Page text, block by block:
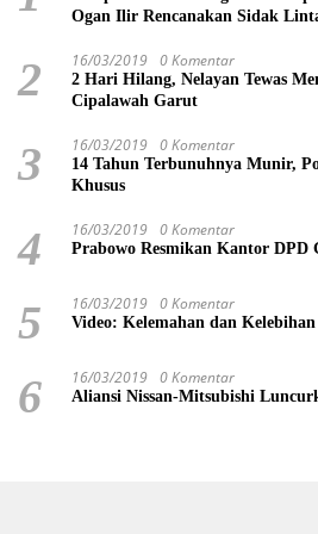
Ogan Ilir Rencanakan Sidak
2 16/03/2019 0 Komentar
2 Hari Hilang, Nelayan Tewas
Cipalawah Garut
3 16/03/2019 0 Komentar
14 Tahun Terbunuhnya Munir,
Khusus
4 16/03/2019 0 Komentar
Prabowo Resmikan Kantor DPD
5 16/03/2019 0 Komentar
Video: Kelemahan dan
6 16/03/2019 0 Komentar
Aliansi Nissan-Mitsubishi